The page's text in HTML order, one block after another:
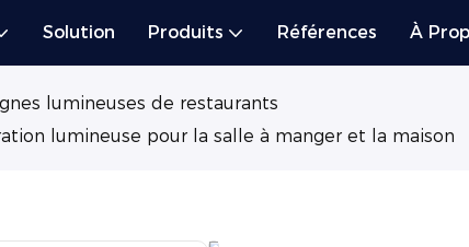
Solution Produits Références À
lumineuses de restaurants
lumineuse pour la salle à manger et la maison